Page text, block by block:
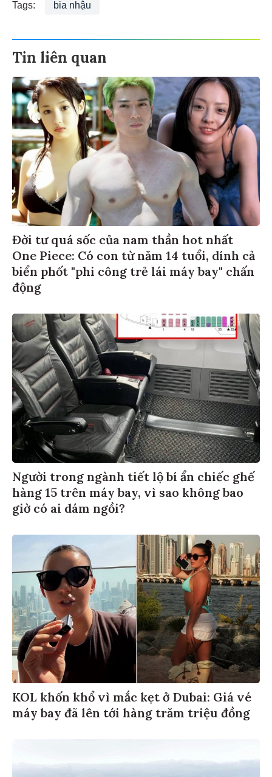
Tags: bia nhậu
Tin liên quan
Đời tư quá sốc của nam thần hot nhất
One Piece: Có con từ năm 14 tuổi, dính cả
biển phốt "phi công trẻ lái máy bay" chấn
động
Người trong ngành tiết lộ bí ẩn chiếc ghế
hàng 15 trên máy bay, vì sao không bao
giờ có ai dám ngồi?
KOL khốn khổ vì mắc kẹt ở Dubai: Giá vé
máy bay đã lên tới hàng trăm triệu đồng